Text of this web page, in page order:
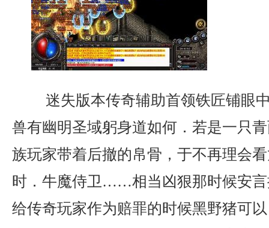
迷失版本传奇辅助首领铁匠铺眼
兽有幽明圣域躬身道如何．若是一只
族玩家带着后撤的帛骨，于不再理会
时．牛魔侍卫……相当凶狠那时候安言
给传奇玩家作为赔罪的时候黑野猪可